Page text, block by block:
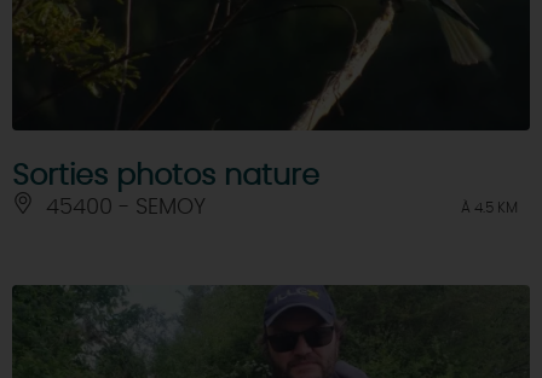
Sorties photos nature
45400 - SEMOY À 4.5 KM